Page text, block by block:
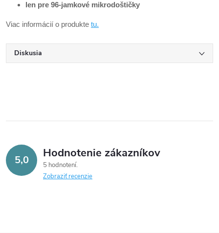
len pre 96-jamkové mikrodoštičky
Viac informácií o produkte tu.
Diskusia
5,0 Hodnotenie zákazníkov
5 hodnotení
Zobraziť recenzie